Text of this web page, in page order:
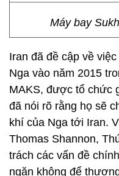
Máy bay
Iran đã đề cập về
Nga vào năm 2015
MAKS, được tổ chức
đã nói rõ rằng họ sẽ
khí của Nga tới Iran.
Thomas Shannon,
trách các vấn đề
ngăn không để